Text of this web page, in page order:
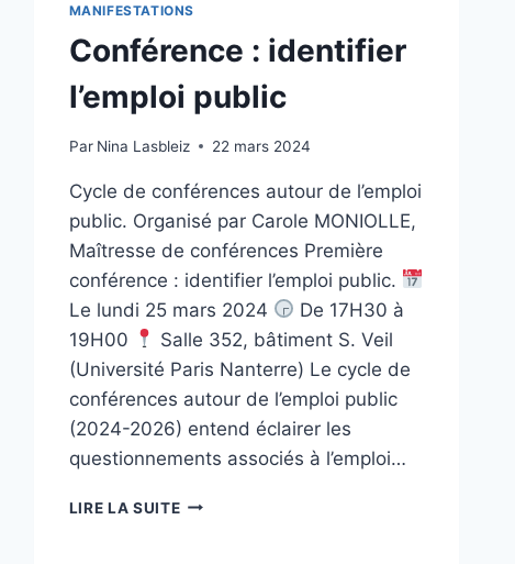
MANIFESTATIONS
Conférence : identifier
l’emploi public
Par Nina Lasbleiz 22 mars 2024
Cycle de conférences autour de l’emploi
public. Organisé par Carole MONIOLLE,
Maîtresse de conférences Première
conférence : identifier l’emploi public.
Le lundi 25 mars 2024
De 17H30 à
19H00
Salle 352, bâtiment S. Veil
(Université Paris Nanterre) Le cycle de
conférences autour de l’emploi public
(2024-2026) entend éclairer les
questionnements associés à l’emploi…
LIRE LA SUITECONFÉRENCE